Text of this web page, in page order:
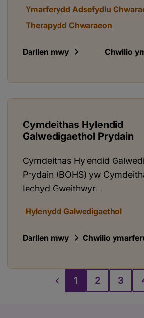
Ymarferydd Adsefydlu
Therapydd Chwaraeon
Darllen mwy Chwilio
Cymdeithas Hylendid
Galwedigaethol Prydain
Cymdeithas Hylendid
Prydain (BOHS) yw
Iechyd Gweithwyr...
Hylenydd Galwedigaethol
Darllen mwy Chwilio
1 2 3